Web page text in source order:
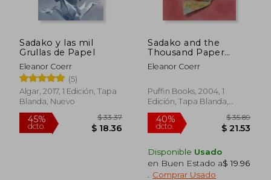
Sadako y las mil
Grullas de Papel
Eleanor Coerr
(5)
Algar, 2017, 1 Edición, Tapa
Blanda, Nuevo
Sadako and the
Thousand Paper
Cranes (en Inglés)
Eleanor Coerr
Puffin Books, 2004, 1
Edición, Tapa Blanda,
Nuevo
Disponible Usado
en Buen Estado a$ 19.96
Comprar Usado